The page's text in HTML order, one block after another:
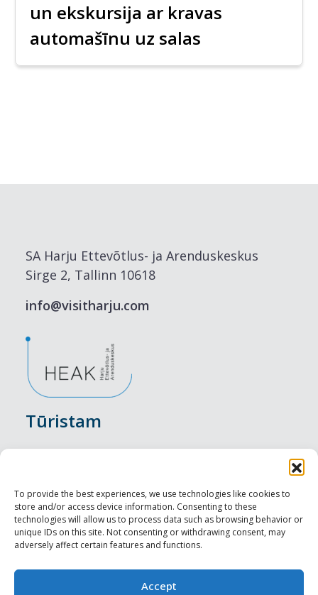
To provide the best experiences, we use technologies like cookies to
store and/or access device information. Consenting to these
technologies will allow us to process data such as browsing behavior or
unique IDs on this site. Not consenting or withdrawing consent, may
adversely affect certain features and functions.
Accept
un ekskursija ar kravas
automašīnu uz salas
SA Harju Ettevõtlus- ja Arenduskeskus
Sirge 2, Tallinn 10618
info@visitharju.com
Tūristam
Nakšņošana
Vietas maltītei
Apskates objekti